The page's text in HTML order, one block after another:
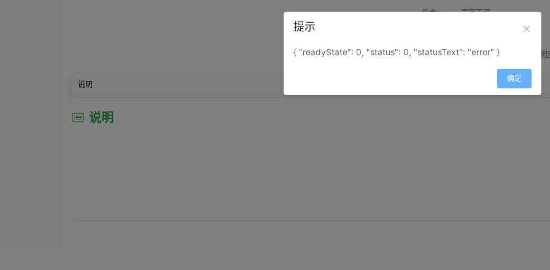
作者： 寰宇天涯
属性： 地图属性： 地图类型-景
说明
说明
提示
{ "readyState": 0, "status": 0, "statusText": "error" }
确定